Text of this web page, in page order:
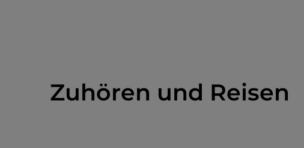
Zuhören und Reisen